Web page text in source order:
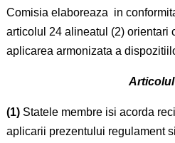
Comisia elaboreaza in
articolul 24 alineatul (2) orientari
aplicarea armonizata a
Articolul
(1)Statele membre isi acorda
aplicarii prezentului regulament